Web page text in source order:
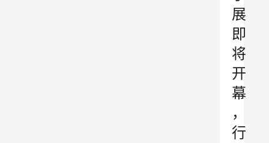
展
即
将
开
幕
，
行